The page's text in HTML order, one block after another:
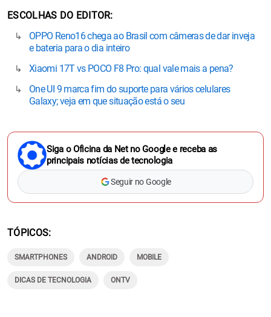
ESCOLHAS DO EDITOR
OPPO Reno16 chega ao Brasil com câmeras de dar inveja
e bateria para o dia inteiro
Xiaomi 17T vs POCO F8 Pro: qual vale mais a pena?
One UI 9 marca fim do suporte para vários celulares
Galaxy; veja em que situação está o seu
Siga o Oficina da Net no Google e receba as
principais notícias de tecnologia
Seguir no Google
TÓPICOS
SMARTPHONES ANDROID MOBILE
DICAS DE TECNOLOGIA ONTV